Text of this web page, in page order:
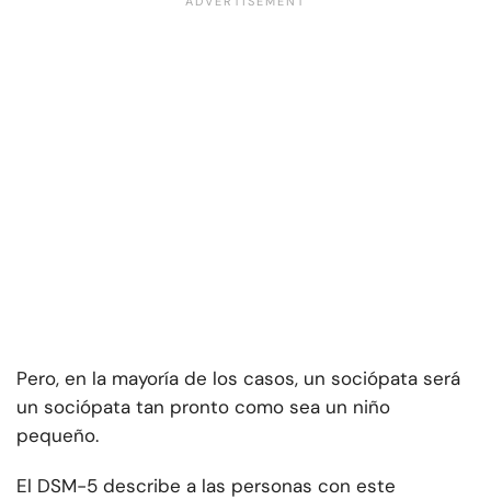
Pero, en la mayoría de los casos, un sociópata será
un sociópata tan pronto como sea un niño
pequeño.
El DSM-5 describe a las personas con este